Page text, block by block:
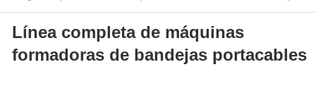
perfiladora de bandejas portacables Línea completa de
máquinas formadoras de bandejas portacables
Línea completa de máquinas
formadoras de bandejas portacables